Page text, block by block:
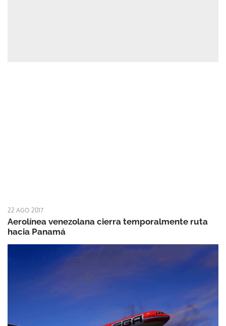
22 AGO 2017
Aerolínea venezolana cierra temporalmente ruta
hacia Panamá